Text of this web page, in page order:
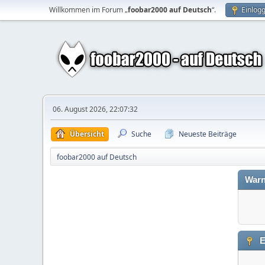
Willkommen im Forum „foobar2000 auf Deutsch“.
06. August 2026, 22:07:32
Übersicht Suche Neueste Beiträge
foobar2000 auf Deutsch